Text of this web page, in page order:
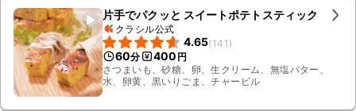
片手でパクッと スイートポテトスティック
クラシル公式
4.65(141 )
60分 400 円
さつまいも、砂糖、卵、生クリーム、無塩バター、
水、卵黄、黒いりごま、チャービル